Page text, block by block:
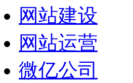
网站建设
网站运营
微亿公司